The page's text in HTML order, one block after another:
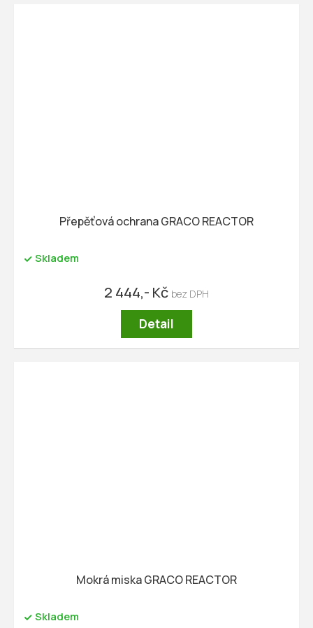
Přepěťová ochrana GRACO REACTOR
Skladem
2 444,- Kč
Detail
Mokrá miska GRACO REACTOR
Skladem